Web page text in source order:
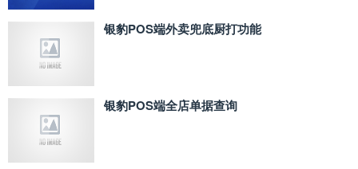
银豹POS端外卖兜底厨打功能
银豹POS端全店单据查询